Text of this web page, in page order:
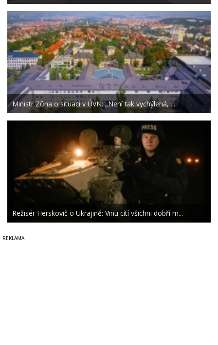
Ministr Zůna o situaci v ÚVN: „Není tak vychýlená, ...
Režisér Herskovič o Ukrajině: Vinu cítí všichni dobří m...